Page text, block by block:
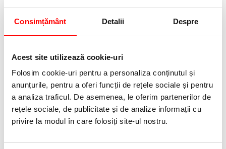
Consimțământ Detalii Despre
Acest site utilizează cookie-uri
Folosim cookie-uri pentru a personaliza conținutul și
anunțurile, pentru a oferi funcții de rețele sociale și pentru
a analiza traficul. De asemenea, le oferim partenerilor de
rețele sociale, de publicitate și de analize informații cu
privire la modul în care folosiți site-ul nostru.
175,05 lei(pret cu TVA)
126,75 lei